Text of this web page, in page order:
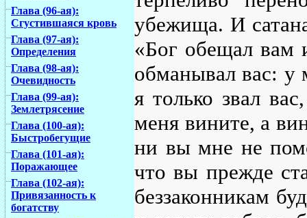
Глава (96-ая):
Сгустившаяся кровь
Глава (97-ая):
Определения
Глава (98-ая):
Очевидность
Глава (99-ая):
Землетрясение
Глава (100-ая):
Быстробегущие
Глава (101-ая):
Поражающее
Глава (102-ая):
Привязанность к
богатству
убежища. И
«Бог обещал вам
обманывал вас: у
я только звал
меня вините, а
ни вы мне не
что вы прежде
беззаконникам